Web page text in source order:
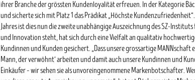
ihrer Branche der grössten Kundenloyalität erfreuen. In der Kategorie
und sicherte sich mit Platz 1 das Prädikat „Höchste
Jahres ist dies nun die zweite unabhängige Auszeichnung des SZ-
und Innovation steht, hat sich durch eine Vielfalt an qualitativ
Kundinnen und Kunden gesichert. „Dass unsere grossartige
Mann, der verwöhnt‘ arbeiten und damit auch unsere Kundinnen und
Einkäufer – wir sehen sie als unvoreingenommene Markenbotschafter.